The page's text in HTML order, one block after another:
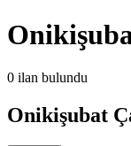
0 ilan bulundu
Onikişubat